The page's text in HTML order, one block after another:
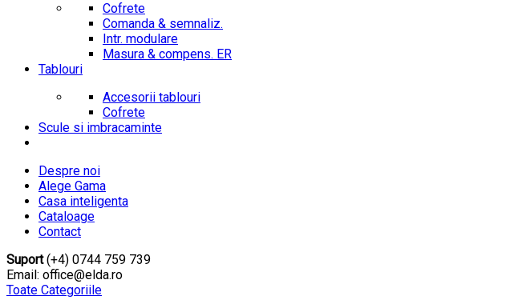
Cofrete
Comanda & semnaliz.
Intr. modulare
Masura & compens. ER
Tablouri
Accesorii tablouri
Cofrete
Scule si imbracaminte
Despre noi
Alege Gama
Casa inteligenta
Cataloage
Contact
Suport(+4) 0744 759 739
Email: office@elda.ro
Toate Categoriile